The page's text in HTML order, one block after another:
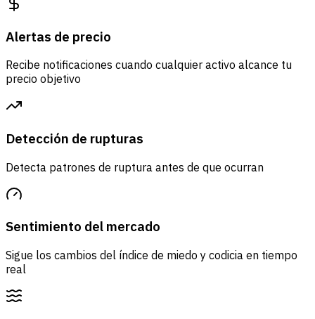
Alertas de precio
Recibe notificaciones cuando cualquier activo alcance tu
precio objetivo
Detección de rupturas
Detecta patrones de ruptura antes de que ocurran
Sentimiento del mercado
Sigue los cambios del índice de miedo y codicia en tiempo
real